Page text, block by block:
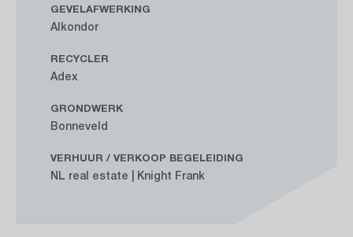
GEVELAFWERKING
Alkondor
RECYCLER
Adex
GRONDWERK
Bonneveld
VERHUUR / VERKOOP BEGELEIDING
NL real estate | Knight Frank